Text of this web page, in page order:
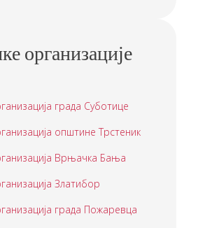
организације
града Суботице
општине Трстеник
Врњачка Бања
Златибор
града Пожаревца